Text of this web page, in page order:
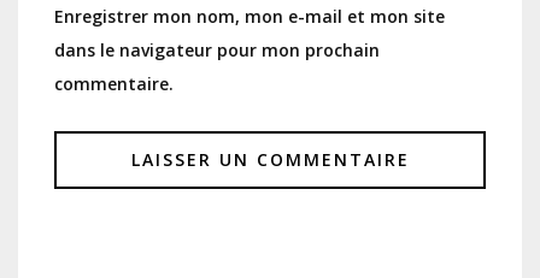
Enregistrer mon nom, mon e-mail et mon site
dans le navigateur pour mon prochain
commentaire.